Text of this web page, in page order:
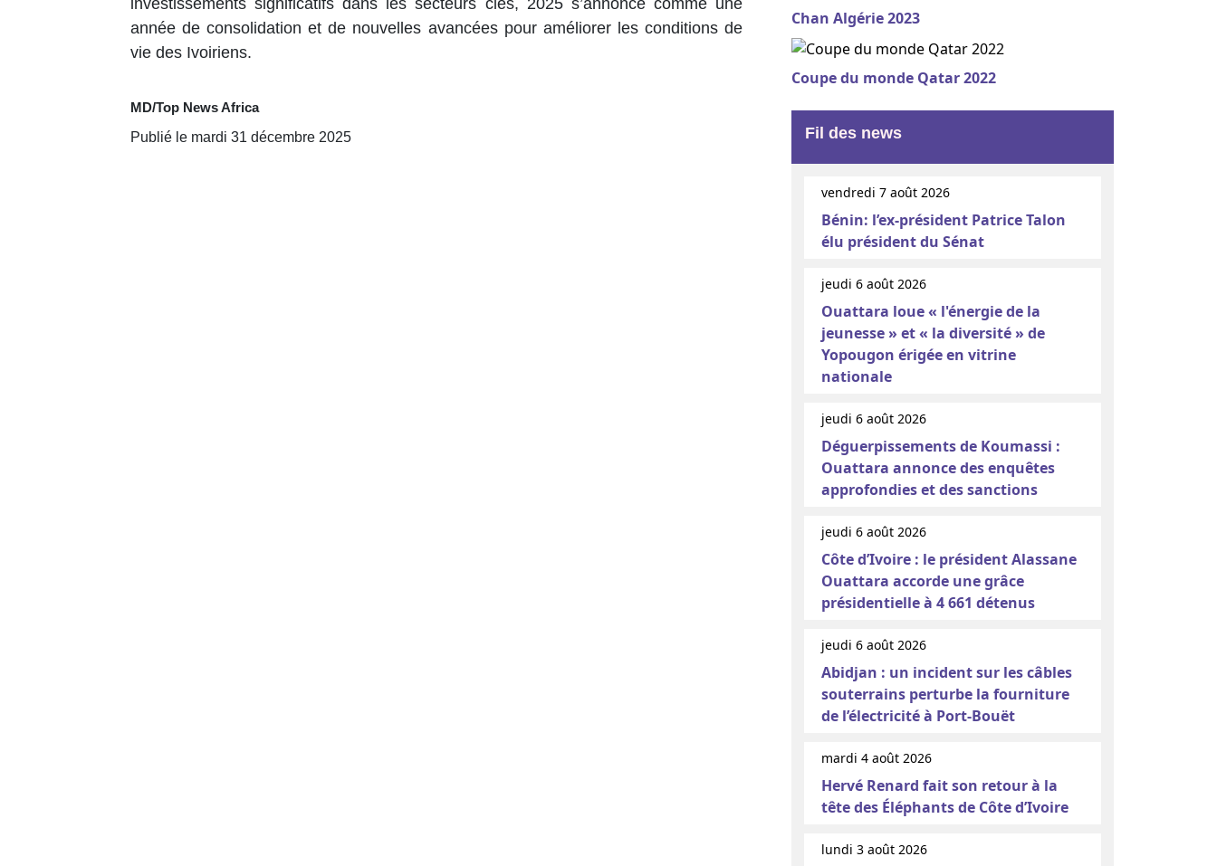
investissements significatifs dans les secteurs clés, 2025 s’annonce comme une
année de consolidation et de nouvelles avancées pour améliorer les conditions de
vie des Ivoiriens.
MD/Top News Africa
Publié le mardi 31 décembre 2025
Chan Algérie 2023
Coupe du monde Qatar 2022
Fil des news
vendredi 7 août 2026
Bénin: l’ex-président Patrice Talon
élu président du Sénat
jeudi 6 août 2026
Ouattara loue « l'énergie de la
jeunesse » et « la diversité » de
Yopougon érigée en vitrine
nationale
jeudi 6 août 2026
Déguerpissements de Koumassi :
Ouattara annonce des enquêtes
approfondies et des sanctions
jeudi 6 août 2026
Côte d’Ivoire : le président Alassane
Ouattara accorde une grâce
présidentielle à 4 661 détenus
jeudi 6 août 2026
Abidjan : un incident sur les câbles
souterrains perturbe la fourniture
de l’électricité à Port-Bouët
mardi 4 août 2026
Hervé Renard fait son retour à la
tête des Éléphants de Côte d’Ivoire
lundi 3 août 2026